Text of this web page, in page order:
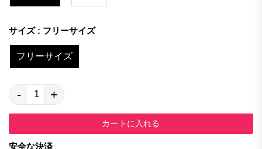
サイズ : フリーサイズ
フリーサイズ
- +
カートに入れる
安全な決済